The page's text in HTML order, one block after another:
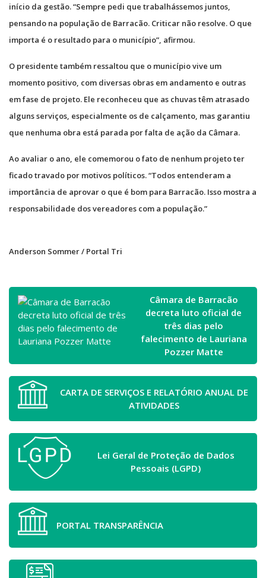
início da gestão. “Sempre pedi que trabalhássemos juntos,
pensando na população de Barracão. Criticar não resolve. O que
importa é o resultado para o município”, afirmou.
O presidente também ressaltou que o município vive um
momento positivo, com diversas obras em andamento e outras
em fase de projeto. Ele reconheceu que as chuvas têm atrasado
alguns serviços, especialmente os de calçamento, mas garantiu
que nenhuma obra está parada por falta de ação da Câmara.
Ao avaliar o ano, ele comemorou o fato de nenhum projeto ter
ficado travado por motivos políticos. “Todos entenderam a
importância de aprovar o que é bom para Barracão. Isso mostra a
responsabilidade dos vereadores com a população.”
Anderson Sommer / Portal Tri
Câmara de Barracão
decreta luto oficial de
três dias pelo
falecimento de Lauriana
Pozzer Matte
CARTA DE SERVIÇOS E RELATÓRIO ANUAL DE
ATIVIDADES
Lei Geral de Proteção de Dados
Pessoais (LGPD)
PORTAL TRANSPARÊNCIA